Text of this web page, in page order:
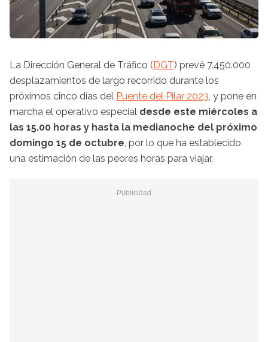
La Dirección General de Tráfico (DGT) prevé 7.450.000
desplazamientos de largo recorrido durante los
próximos cinco días del Puente del Pilar 2023, y pone en
marcha el operativo especial desde este miércoles a
las 15.00 horas y hasta la medianoche del próximo
domingo 15 de octubre, por lo que ha establecido
una estimación de las peores horas para viajar.